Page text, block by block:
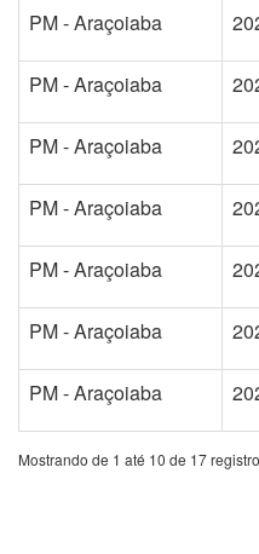
PM - Araçoiaba
PM - Araçoiaba
PM - Araçoiaba
PM - Araçoiaba
PM - Araçoiaba
PM - Araçoiaba
PM - Araçoiaba
Mostrando de 1 até 10 de 17